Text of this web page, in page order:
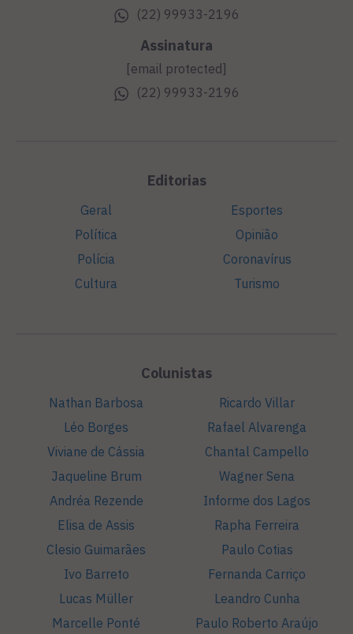
(22) 99933-2196
Assinatura
[email protected]
(22) 99933-2196
Editorias
Geral
Política
Polícia
Cultura
Esportes
Opinião
Coronavírus
Turismo
Colunistas
Nathan Barbosa
Léo Borges
Viviane de Cássia
Jaqueline Brum
Andréa Rezende
Elisa de Assis
Clesio Guimarães
Ivo Barreto
Lucas Müller
Marcelle Ponté
Ricardo Villar
Rafael Alvarenga
Chantal Campello
Wagner Sena
Informe dos Lagos
Rapha Ferreira
Paulo Cotias
Fernanda Carriço
Leandro Cunha
Paulo Roberto Araújo